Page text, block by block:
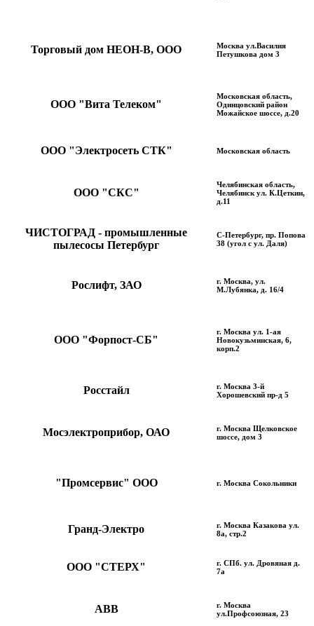
Торговый дом НЕОН-В, ООО
Москва ул.Василия
Петушкова дом 3
ООО "Вита Телеком"
Московская область,
Одинцовский район
Можайское шоссе, д.20
ООО "Электросеть СТК" Московская область
ООО "СКС"
Челябинская область,
Челябинск ул. К.Цеткин,
д.11
ЧИСТОГРАД - промышленные
пылесосы Петербург
С-Петербург, пр. Попова
38 (угол с ул. Даля)
Рослифт, ЗАО
г. Москва, ул.
М.Лубянка, д. 16/4
ООО "Форпост-СБ"
г. Москва ул. 1-ая
Новокузьминская, 6,
корп.2
Росcтайл
г. Москва 3-й
Хорошевский пр-д 5
Мосэлектроприбор, ОАО
г. Москва Щелковское
шоссе, дом 3
"Промсервис" ООО г. Москва Сокольники
Гранд-Электро
г. Москва Казакова ул.
8а, стр.2
ООО "СТЕРХ"
г. СПб. ул. Дровяная д.
7а
АВВ
г. Москва
ул.Профсоюзная, 23